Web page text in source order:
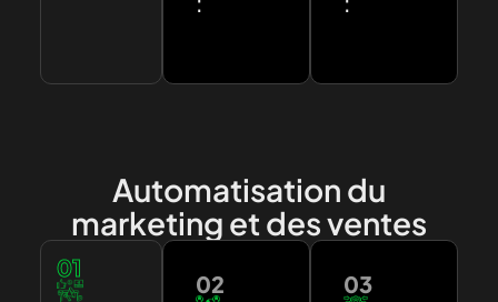
Automatisation du
marketing et des ventes
01
02 03